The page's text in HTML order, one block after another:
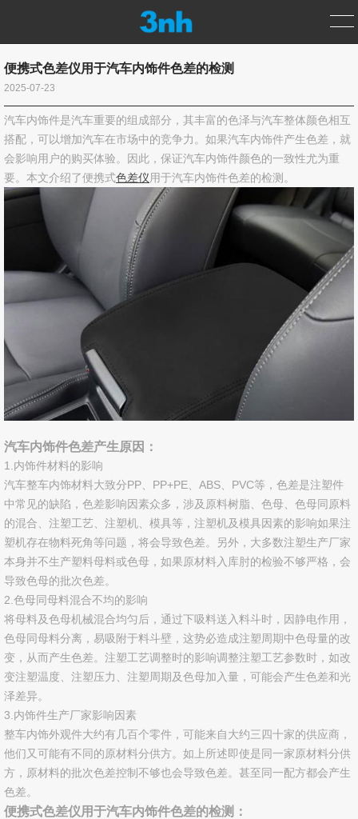
首页
产品中心
测色仪
光泽度仪
涂层测厚仪
标准光源箱
图像测试方案
透过率仪/雾度计
色差宝
新闻资讯
产品新闻
公司新闻
行业新闻
行业知识
颜色知识
解决方案
下载专区
便携式色差仪用于汽车内饰件色差的检测
2025-07-23
汽车内饰件是汽车重要的组成部分，其丰富的色泽与汽车整体颜色相互
搭配，可以增加汽车在市场中的竞争力。如果汽车内饰件产生色差，就
会影响用户的购买体验。因此，保证汽车内饰件颜色的一致性尤为重
要。本文介绍了便携式色差仪用于汽车内饰件色差的检测。
汽车内饰件色差产生原因：
1.内饰件材料的影响
汽车整车内饰材料大致分PP、PP+PE、ABS、PVC等，色差是注塑件
中常见的缺陷，色差影响因素众多，涉及原料树脂、色母、色母同原料
的混合、注塑工艺、注塑机、模具等，注塑机及模具因素的影响如果注
塑机存在物料死角等问题，将会导致色差。另外，大多数注塑生产厂家
本身并不生产塑料母料或色母，如果原材料入库肘的检验不够严格，会
导致色母的批次色差。
2.色母同母料混合不均的影响
将母料及色母机械混合均匀后，通过下吸料送入料斗时，因静电作用，
色母同母料分离，易吸附于料斗壁，这势必造成注塑周期中色母量的改
变，从而产生色差。注塑工艺调整时的影响调整注塑工艺参数时，如改
变注塑温度、注塑压力、注塑周期及色母加入量，可能会产生色差和光
泽差异。
3.内饰件生产厂家影响因素
整车内饰外观件大约有几百个零件，可能来自大约三四十家的供应商，
他们又可能有不同的原材料分供方。如上所述即使是同一家原材料分供
方，原材料的批次色差控制不够也会导致色差。甚至同一配方都会产生
色差。
便携式色差仪用于汽车内饰件色差的检测：